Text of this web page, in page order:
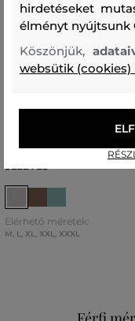
PÓLÓ CAMEL ACTIVE
SLEEVES
Elérhető méretek:
M, L, XL, XXL, XXXL
hirdetéseket
élményt nyújtsunk
Köszönjük,
websütik (cookies)